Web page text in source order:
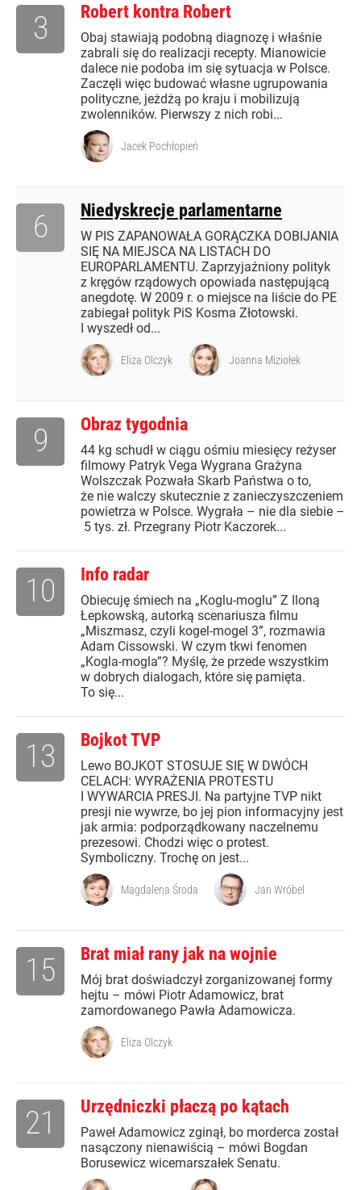
Robert kontra Robert
Obaj stawiają podobną diagnozę i właśnie
zabrali się do realizacji recepty. Mianowicie
dalece nie podoba im się sytuacja w Polsce.
Zaczęli więc budować własne ugrupowania
polityczne, jeżdżą po kraju i mobilizują
zwolenników. Pierwszy z nich robi...
3
Jacek Pochłopień
Niedyskrecje parlamentarne
W PIS ZAPANOWAŁA GORĄCZKA DOBIJANIA
SIĘ NA MIEJSCA NA LISTACH DO
EUROPARLAMENTU. Zaprzyjaźniony polityk
z kręgów rządowych opowiada następującą
anegdotę. W 2009 r. o miejsce na liście do PE
zabiegał polityk PiS Kosma Złotowski.
I wyszedł od...
6
Eliza Olczyk Joanna Miziołek
Obraz tygodnia
44 kg schudł w ciągu ośmiu miesięcy reżyser
filmowy Patryk Vega Wygrana Grażyna
Wolszczak Pozwała Skarb Państwa o to,
że nie walczy skutecznie z zanieczyszczeniem
powietrza w Polsce. Wygrała – nie dla siebie –
5 tys. zł. Przegrany Piotr Kaczorek...
9
Info radar
Obiecuję śmiech na „Koglu-moglu” Z Iloną
Łepkowską, autorką scenariusza filmu
„Miszmasz, czyli kogel-mogel 3”, rozmawia
Adam Cissowski. W czym tkwi fenomen
„Kogla-mogla”? Myślę, że przede wszystkim
w dobrych dialogach, które się pamięta.
To się...
10
Bojkot TVP
Lewo BOJKOT STOSUJE SIĘ W DWÓCH
CELACH: WYRAŻENIA PROTESTU
I WYWARCIA PRESJI. Na partyjne TVP nikt
presji nie wywrze, bo jej pion informacyjny jest
jak armia: podporządkowany naczelnemu
prezesowi. Chodzi więc o protest.
Symboliczny. Trochę on jest...
13
Magdalena Środa Jan Wróbel
Brat miał rany jak na wojnie
Mój brat doświadczył zorganizowanej formy
hejtu – mówi Piotr Adamowicz, brat
zamordowanego Pawła Adamowicza.
15
Eliza Olczyk
Urzędniczki płaczą po kątach
Paweł Adamowicz zginął, bo morderca został
nasączony nienawiścią – mówi Bogdan
Borusewicz wicemarszałek Senatu.
21